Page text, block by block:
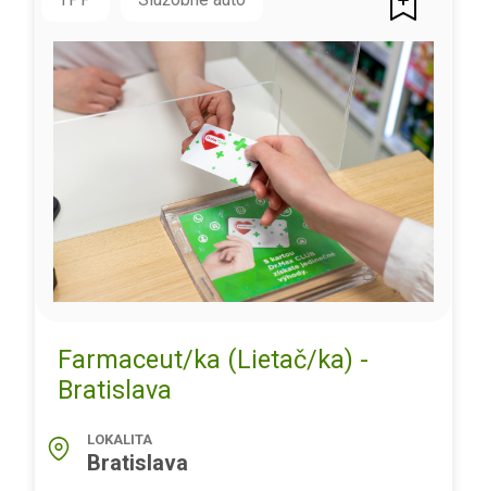
Farmaceut/ka (Lietač/ka) -
Bratislava
LOKALITA
Bratislava